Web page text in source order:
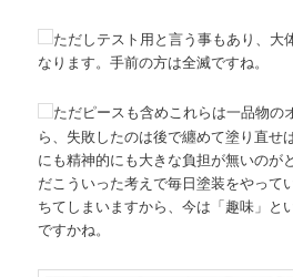
ただしテスト用と言う事もあり、大
なります。手前の方は全滅ですね。
ただピースも含めこれらは一品物の
ら、失敗したのは後で纏めて塗り直せ
にも精神的にも大きな負担が無いのが
だこういった考えで毎日塗装をやって
ちてしまいますから、今は「趣味」と
ですかね。